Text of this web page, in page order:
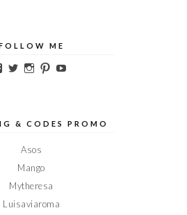
ME
Voir
sur
Voir
sur
Voir
sur
Voir
sur sur
& CODES PROMO
Asos
Mango
Mytheresa
Luisaviaroma